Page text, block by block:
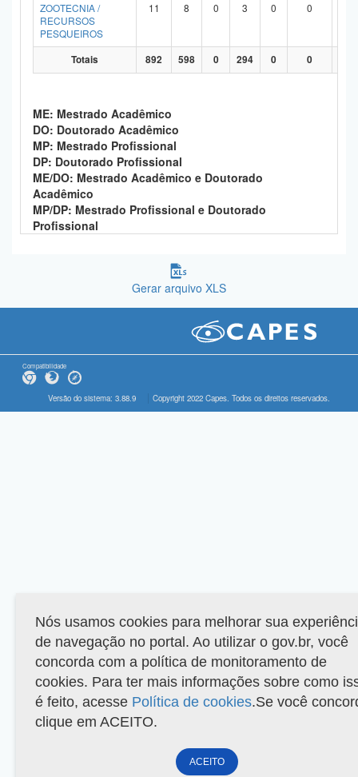
ZOOTECNIA /
RECURSOS
PESQUEIROS
11 8 0 3 0 0
Totais 892 598 0 294 0 0
ME: Mestrado Acadêmico
DO: Doutorado Acadêmico
MP: Mestrado Profissional
DP: Doutorado Profissional
ME/DO: Mestrado Acadêmico e Doutorado
Acadêmico
MP/DP: Mestrado Profissional e Doutorado
Profissional
Gerar arquivo XLS
Compatibilidade
Versão do sistema: 3.88.9 Copyright 2022 Capes. Todos os direitos reservados.
Nós usamos cookies para melhorar sua
de navegação no portal. Ao utilizar o gov.br, você
concorda com a política de monitoramento de
cookies. Para ter mais informações sobre como
é feito, acesse Política de cookies.Se você
clique em ACEITO.
ACEITO